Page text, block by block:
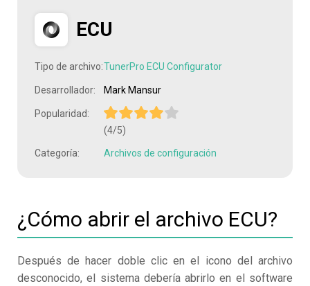
ECU
Tipo de archivo:TunerPro ECU Configurator
Desarrollador: Mark Mansur
Popularidad:
(4/5)
Categoría: Archivos de configuración
¿Cómo abrir el archivo ECU?
Después de hacer doble clic en el icono del archivo
desconocido, el sistema debería abrirlo en el software